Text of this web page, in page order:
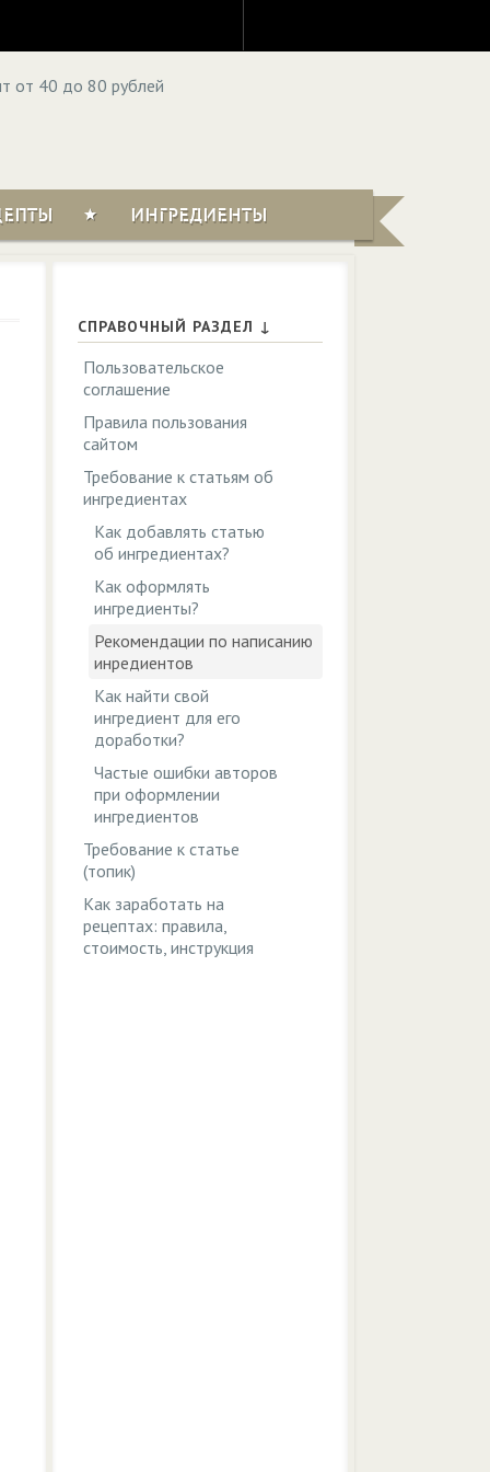
ИНГРЕДИЕНТЫ
СПРАВОЧНЫЙ РАЗДЕЛ ↓
Пользовательское
соглашение
Правила пользования
сайтом
Требование к статьям об
ингредиентах
Как добавлять статью
об ингредиентах?
Как оформлять
ингредиенты?
Рекомендации по написанию
инредиентов
Как найти свой
ингредиент для его
доработки?
Частые ошибки авторов
при оформлении
ингредиентов
Требование к статье
(топик)
Как заработать на
рецептах: правила,
стоимость, инструкция